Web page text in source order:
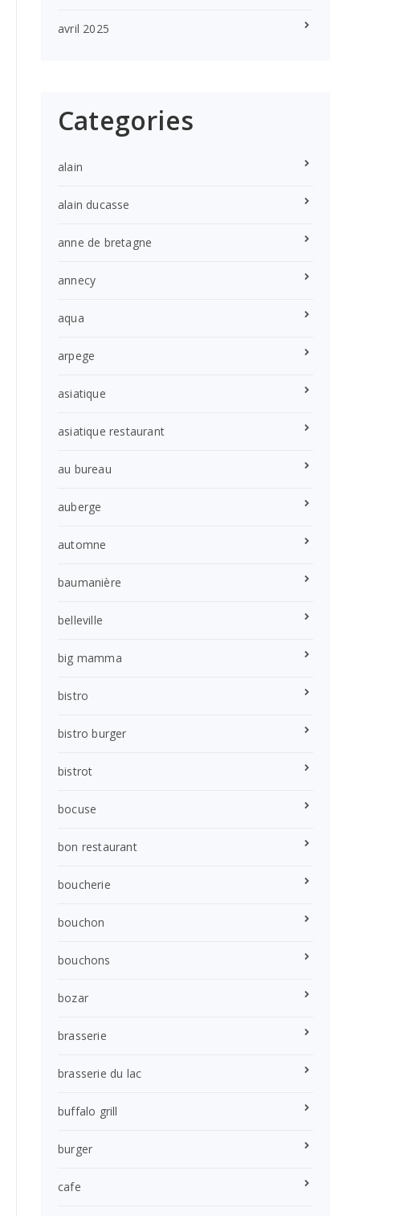
avril 2025
Categories
alain
alain ducasse
anne de bretagne
annecy
aqua
arpege
asiatique
asiatique restaurant
au bureau
auberge
automne
baumanière
belleville
big mamma
bistro
bistro burger
bistrot
bocuse
bon restaurant
boucherie
bouchon
bouchons
bozar
brasserie
brasserie du lac
buffalo grill
burger
cafe